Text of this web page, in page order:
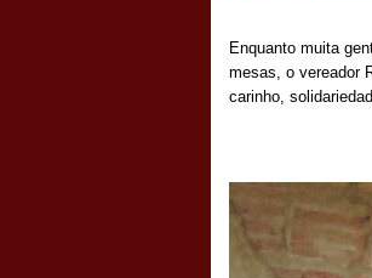
Enquanto muita
mesas, o vereador
carinho,